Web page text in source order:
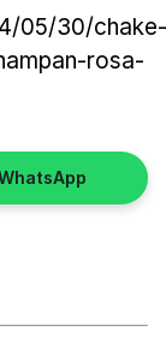
05/30/chake-
rosa-